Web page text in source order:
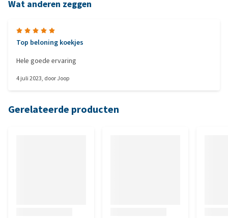
Wat anderen zeggen
Top beloning koekjes
Hele goede ervaring
4 juli 2023, doorJoop
Gerelateerde producten